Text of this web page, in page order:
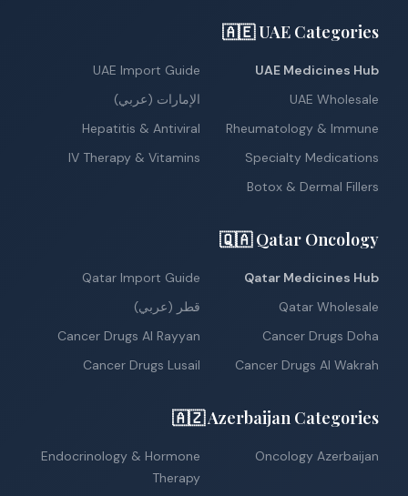
🇦🇪 UAE Categories
UAE Medicines Hub
UAE Import Guide
UAE Wholesale
الإمارات (عربي)
Rheumatology & Immune
Hepatitis & Antiviral
Specialty Medications
IV Therapy & Vitamins
Botox & Dermal Fillers
🇶🇦 Qatar Oncology
Qatar Medicines Hub
Qatar Import Guide
Qatar Wholesale
قطر (عربي)
Cancer Drugs Doha
Cancer Drugs Al Rayyan
Cancer Drugs Al Wakrah
Cancer Drugs Lusail
🇦🇿 Azerbaijan Categories
Oncology Azerbaijan
Endocrinology & Hormone
Therapy